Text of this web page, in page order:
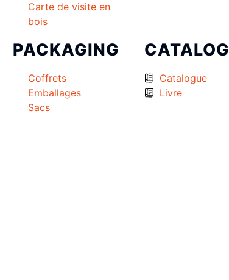
Carte de visite en
bois
PACKAGING
Coffrets
Emballages
Sacs
Catalogue
Livre